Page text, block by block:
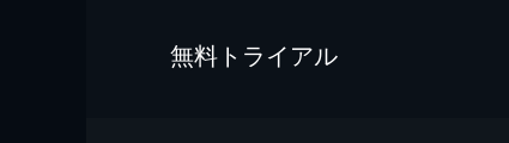
無料トライアル